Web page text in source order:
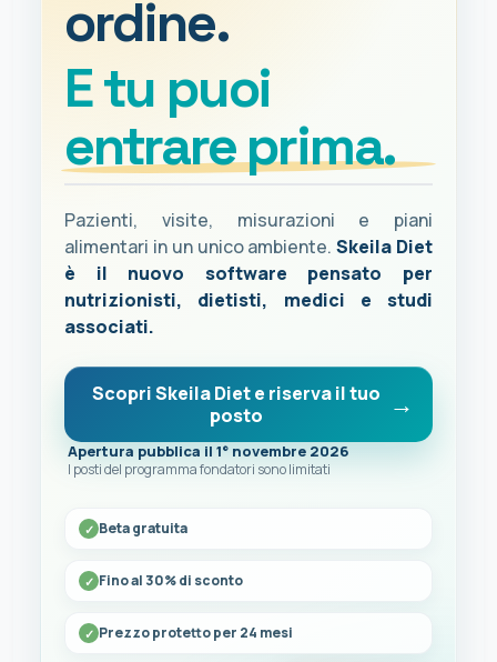
ordine.
E tu puoi
entrare prima.
Pazienti, visite, misurazioni e piani
alimentari in un unico ambiente.Skeila Diet
è il nuovo software pensato per
nutrizionisti, dietisti, medici e studi
associati.
Scopri Skeila Diet e riserva il tuo
posto
Apertura pubblica il 1° novembre 2026
I posti del programma fondatori sono limitati
Beta gratuita
Fino al 30% di sconto
Prezzo protetto per 24 mesi